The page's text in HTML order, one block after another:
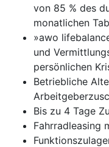
von 85 % des
monatlichen
»awo
und
persönlichen
Betriebliche
Bis zu 4 Tage
Fahrradleasing